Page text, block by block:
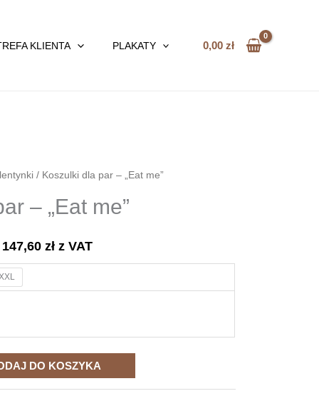
KLIENTA PLAKATY 0,00zł
/ Koszulki dla par – „Eat me”
– „Eat me”
147,60zł z VAT
XXL
DO KOSZYKA